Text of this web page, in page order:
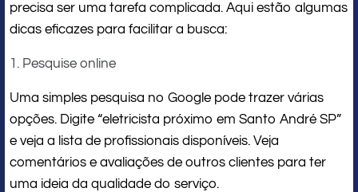
precisa ser uma tarefa complicada. Aqui estão algumas
dicas eficazes para facilitar a busca:
1. Pesquise online
Uma simples pesquisa no Google pode trazer várias
opções. Digite “eletricista próximo em Santo André SP”
e veja a lista de profissionais disponíveis. Veja
comentários e avaliações de outros clientes para ter
uma ideia da qualidade do serviço.